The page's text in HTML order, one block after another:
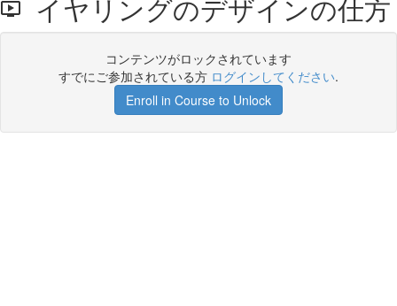
イヤリングのデザインの仕方
コンテンツがロックされています
すでにご参加されている方 ログインしてください.
Enroll in Course to Unlock